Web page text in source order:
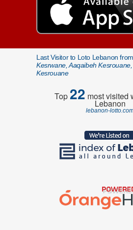
Last Visitor to Loto Lebanon from
Kesrwane, Aaqaibeh
Kesrouane
Top22 most visited
Lebanon
lebanon-